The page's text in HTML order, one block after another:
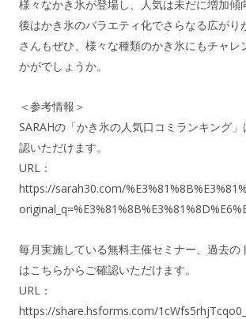
様々なかき氷が登場し、人気は未だに増加傾
後はかき氷のバラエティ化でさらなる広がり
さんもぜひ、様々な種類のかき氷にもチャレ
かがでしょうか。
＜参考情報＞
SARAHの「かき氷の人気口コミランキング
認いただけます。
URL：
https://sarah30.com/
毎月実施している無料主催セミナー、過去の
はこちらからご確認いただけます。
URL：
https://share.hsforms.com/